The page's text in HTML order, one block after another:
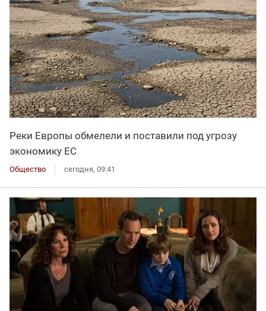
Реки Европы обмелели и поставили под угрозу
экономику ЕС
Общество сегодня, 09:41